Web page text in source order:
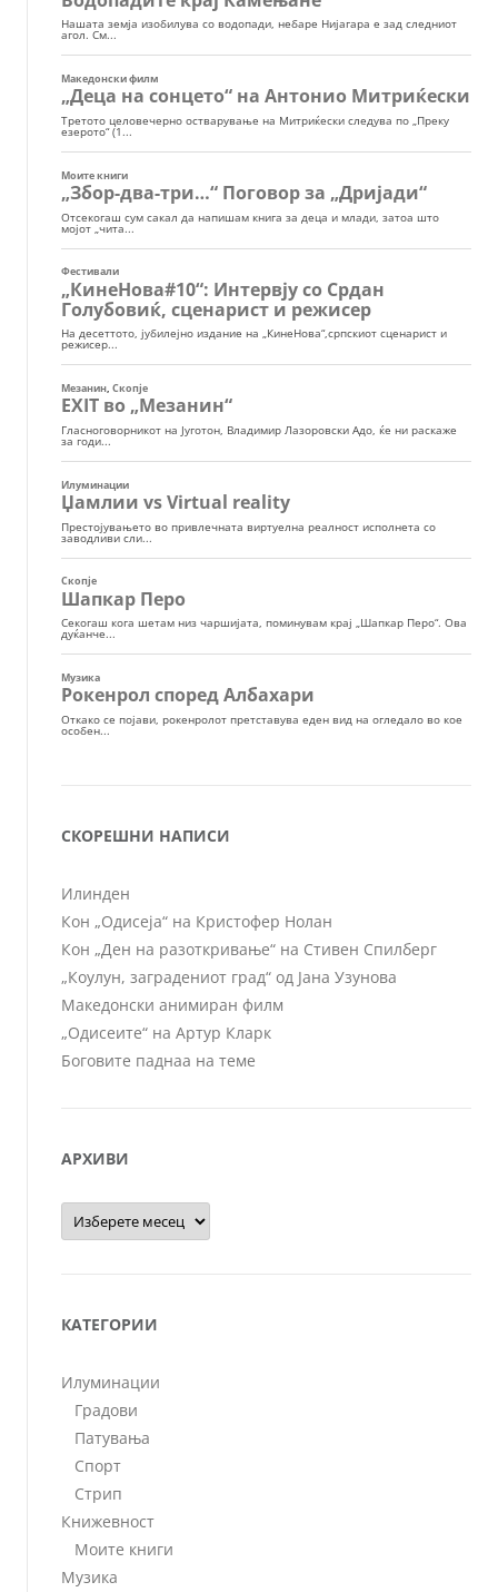
СКОРЕШНИ НАПИСИ
Илинден
Кон „Одисеја“ на Кристофер Нолан
Кон „Ден на разоткривање“ на Стивен Спилберг
„Коулун, заградениот град“ од Јана Узунова
Македонски анимиран филм
„Одисеите“ на Артур Кларк
Боговите паднаа на теме
АРХИВИ
Архиви
КАТЕГОРИИ
Илуминации
Градови
Патувања
Спорт
Стрип
Книжевност
Моите книги
Музика